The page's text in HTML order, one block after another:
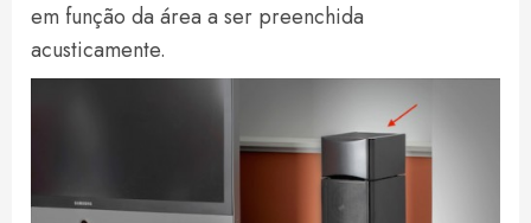
em função da área a ser preenchida
acusticamente.